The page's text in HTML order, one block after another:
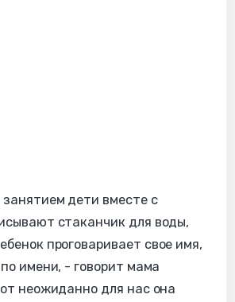
дети вместе с
стаканчик для воды,
проговаривает свое имя,
имени, - говорит мама
неожиданно для нас она